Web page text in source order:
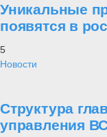
Уникальные
появятся в
5
Новости
Структура
управления